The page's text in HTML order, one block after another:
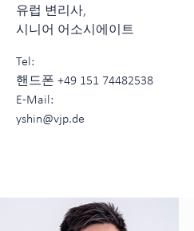
유럽 변리사,
시니어 어소시에이트
Tel:
핸드폰 +49 151 74482538
E-Mail:
yshin@vjp.de